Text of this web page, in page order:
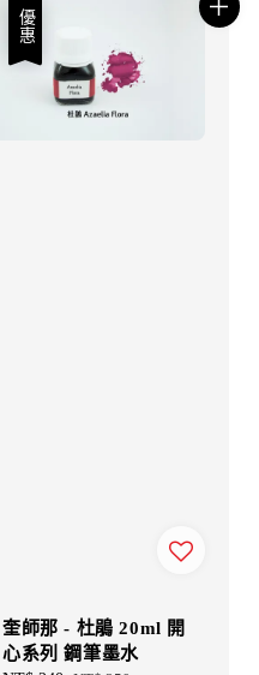
優惠
奎師那 - 杜鵑 20ml 開
心系列 鋼筆墨水